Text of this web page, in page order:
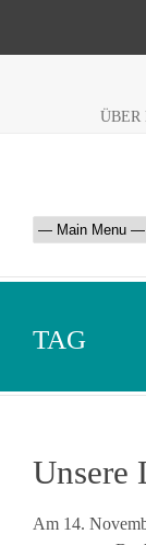
ÜBER
TAG
Unsere
Am 14.